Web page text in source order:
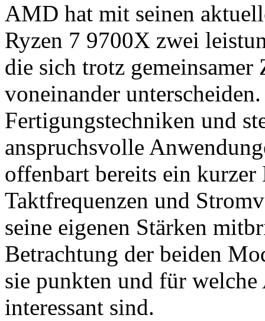
AMD hat mit seinen
Ryzen 7 9700X zwei
die sich trotz
voneinander
Fertigungstechniken und
anspruchsvolle
offenbart bereits ein
Taktfrequenzen und
seine eigenen Stärken
Betrachtung der beiden
sie punkten und für welche
interessant sind.